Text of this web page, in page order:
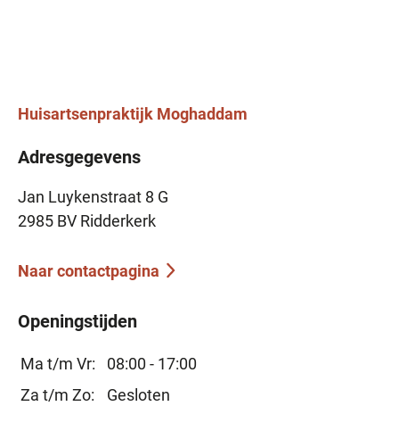
Huisartsenpraktijk Moghaddam
Adresgegevens
Jan Luykenstraat 8 G
2985 BV Ridderkerk
Naar contactpagina
Openingstijden
Ma t/m Vr:
08:00 - 17:00
Za t/m Zo:
Gesloten